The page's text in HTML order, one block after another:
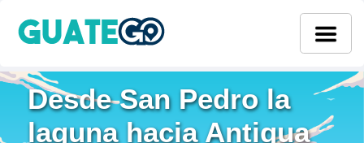
Desde San Pedro la
laguna hacia Antigua